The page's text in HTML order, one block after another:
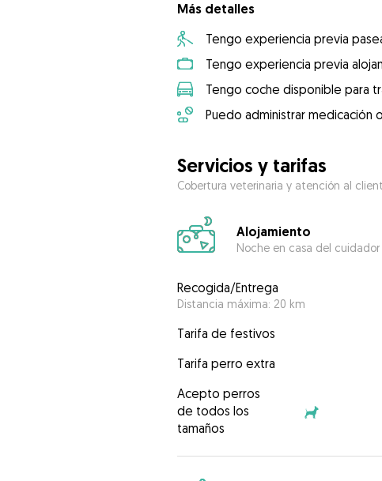
Más detalles
Tengo experiencia previa
Tengo experiencia previa
Tengo coche disponible para
Puedo administrar medicación
Servicios y tarifas
Cobertura veterinaria y atención al
Alojamiento
Noche en casa del cuidador
Recogida/Entrega
Distancia máxima: 20 km
Tarifa de festivos
Tarifa perro extra
Acepto perros
de todos los
tamaños